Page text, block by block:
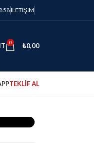
İLETIŞIM
0 ₺0,00
TEKLİF AL